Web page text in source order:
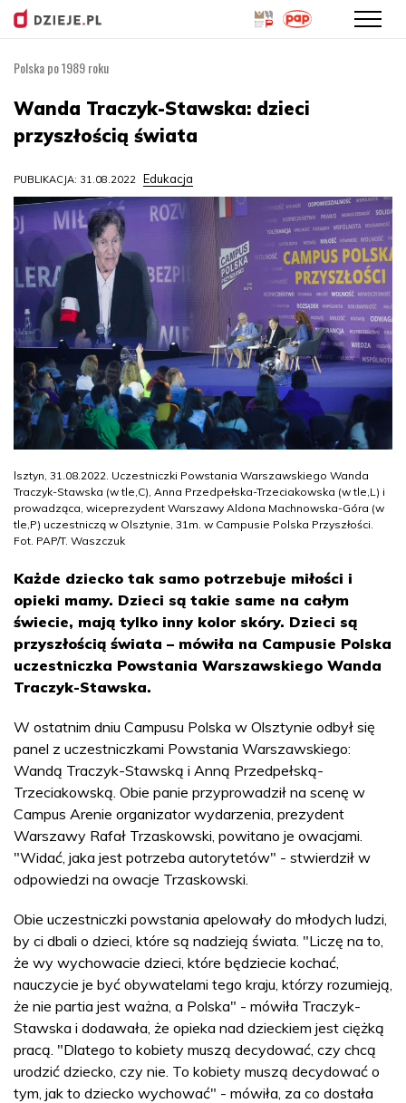
treści
Polska po 1989 roku
Wanda Traczyk-Stawska: dzieci
przyszłością świata
PUBLIKACJA: 31.08.2022 Edukacja
lsztyn, 31.08.2022. Uczestniczki Powstania Warszawskiego Wanda
Traczyk-Stawska (w tle,C), Anna Przedpełska-Trzeciakowska (w tle,L) i
prowadząca, wiceprezydent Warszawy Aldona Machnowska-Góra (w
tle,P) uczestniczą w Olsztynie, 31m. w Campusie Polska Przyszłości.
Fot. PAP/T. Waszczuk
Każde dziecko tak samo potrzebuje miłości i
opieki mamy. Dzieci są takie same na całym
świecie, mają tylko inny kolor skóry. Dzieci są
przyszłością świata – mówiła na Campusie Polska
uczestniczka Powstania Warszawskiego Wanda
Traczyk-Stawska.
W ostatnim dniu Campusu Polska w Olsztynie odbył się
panel z uczestniczkami Powstania Warszawskiego:
Wandą Traczyk-Stawską i Anną Przedpełską-
Trzeciakowską. Obie panie przyprowadził na scenę w
Campus Arenie organizator wydarzenia, prezydent
Warszawy Rafał Trzaskowski, powitano je owacjami.
"Widać, jaka jest potrzeba autorytetów" - stwierdził w
odpowiedzi na owacje Trzaskowski.
Obie uczestniczki powstania apelowały do młodych ludzi,
by ci dbali o dzieci, które są nadzieją świata. "Liczę na to,
że wy wychowacie dzieci, które będziecie kochać,
nauczycie je być obywatelami tego kraju, którzy rozumieją,
że nie partia jest ważna, a Polska" - mówiła Traczyk-
Stawska i dodawała, że opieka nad dzieckiem jest ciężką
pracą. "Dlatego to kobiety muszą decydować, czy chcą
urodzić dziecko, czy nie. To kobiety muszą decydować o
tym, jak to dziecko wychować" - mówiła, za co dostała